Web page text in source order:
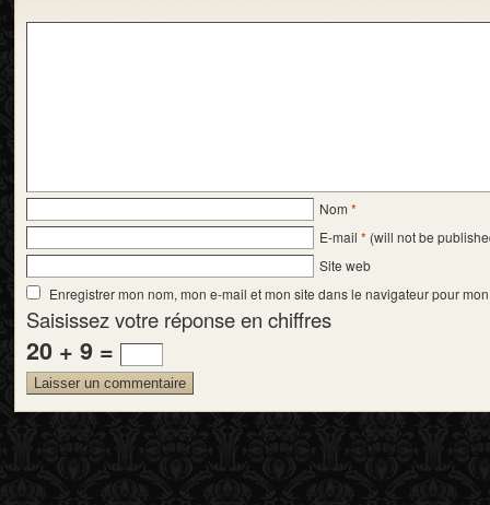
Nom *
E-mail * (will not be
Site web
Enregistrer mon nom, mon e-mail et mon site dans le navigateur pour
Saisissez votre réponse en chiffres
20 + 9 =